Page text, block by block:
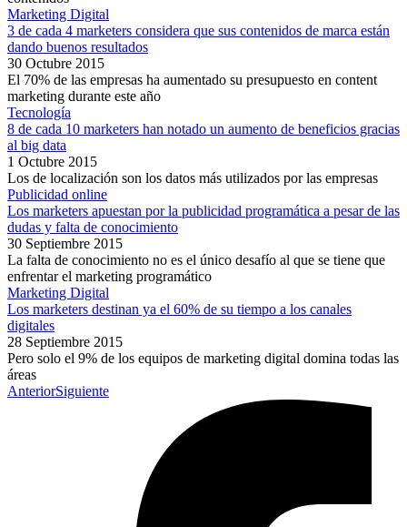
Marketing Digital
3 de cada 4 marketers considera que sus contenidos de marca están
dando buenos resultados
30 Octubre 2015
El 70% de las empresas ha aumentado su presupuesto en content
marketing durante este año
Tecnología
8 de cada 10 marketers han notado un aumento de beneficios gracias
al big data
1 Octubre 2015
Los de localización son los datos más utilizados por las empresas
Publicidad online
Los marketers apuestan por la publicidad programática a pesar de las
dudas y falta de conocimiento
30 Septiembre 2015
La falta de conocimiento no es el único desafío al que se tiene que
enfrentar el marketing programático
Marketing Digital
Los marketers destinan ya el 60% de su tiempo a los canales
digitales
28 Septiembre 2015
Pero solo el 9% de los equipos de marketing digital domina todas las
áreas
AnteriorSiguiente